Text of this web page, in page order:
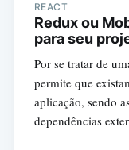
REACT
Redux ou
para seu
Por se tratar de
permite que
aplicação, sendo
dependências